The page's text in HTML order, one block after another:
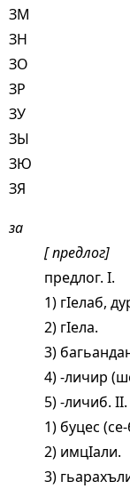
ЗМ
ЗН
ЗО
ЗР
ЗУ
ЗЫ
ЗЮ
ЗЯ
за
[ предлог]
предлог. I.
1) гIелаб,
2) гIела.
3)
4) -личир
5) -личиб. II.
1) буцес
2) имцIали.
3)